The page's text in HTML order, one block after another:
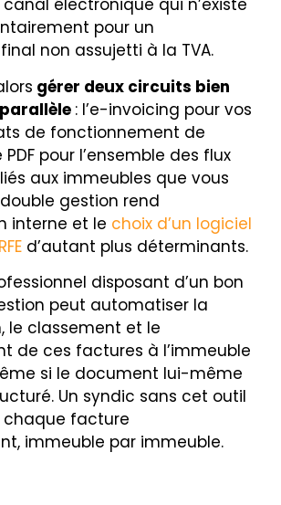
électronique qui n’existe
pour un
non assujetti à la TVA.
gérer deux circuits bien
: l’e-invoicing pour vos
de fonctionnement de
pour l’ensemble des flux
aux immeubles que vous
gestion rend
interne et le choix d’un logiciel
d’autant plus déterminants.
disposant d’un bon
peut automatiser la
le classement et le
de ces factures à l’immeuble
si le document lui-même
Un syndic sans cet outil
facture
immeuble par immeuble.